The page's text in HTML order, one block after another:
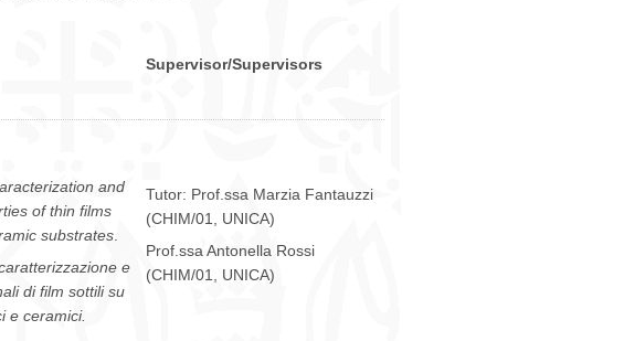
Supervisor/Supervisors
and
of thin films
substrates
e
di film sottili su
e ceramici.
Tutor: Prof.ssa Marzia Fantauzzi
(CHIM/01, UNICA)
Prof.ssa Antonella Rossi
(CHIM/01, UNICA)